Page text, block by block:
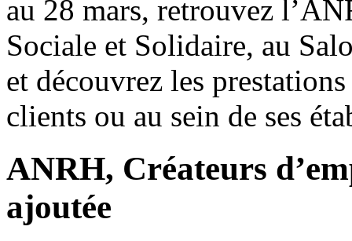
au 28 mars, retrouvez
Sociale et Solidaire, au
et découvrez les
clients ou au sein de ses
ANRH, Créateurs
ajoutée